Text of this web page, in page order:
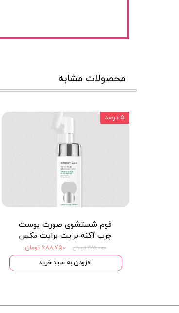
محصولات مشابه
فوم شستشوی صورت پوست
چرب آکنه-برایت برایت مکس
۷۲۵,۰۰۰ تومان
۶۸۸,۷۵۰ تومان
افزودن به سبد خرید
۵ درصد